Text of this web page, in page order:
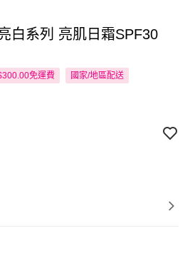
白系列 亮肌日霜SPF30
免運費 國家/地區配送